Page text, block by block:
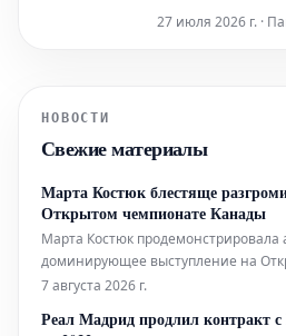
дорогам. Эта
субботу,
27 июля 2026 г. ·
НОВОСТИ
Свежие материалы
Марта Костюк блестяще
Открытом чемпионате Канады
Марта Костюк продемонстрировала
доминирующее выступление на
Канады в Торонто, решительно
превосходство молодой украинки
7 августа 2026 г.
Реал Мадрид продлил контракт